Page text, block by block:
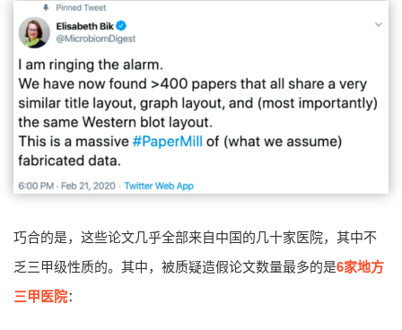
巧合的是，这些论文几乎全部来自中国的几十家医院，其中不
乏三甲级性质的。其中，被质疑造假论文数量最多的是6家地方
三甲医院：